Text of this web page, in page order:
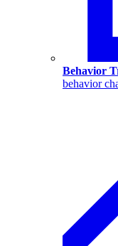
Behavior
behavior